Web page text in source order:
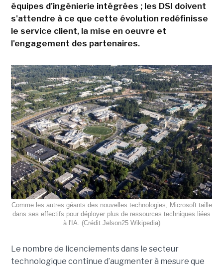
équipes d'ingénierie intégrées ; les DSI doivent
s'attendre à ce que cette évolution redéfinisse
le service client, la mise en oeuvre et
l'engagement des partenaires.
Comme les autres géants des nouvelles technologies, Microsoft taille
dans ses effectifs pour déployer plus de ressources techniques liées
à l'IA. (Crédit Jelson25 Wikipedia)
Le nombre de licenciements dans le secteur
technologique continue d’augmenter à mesure que